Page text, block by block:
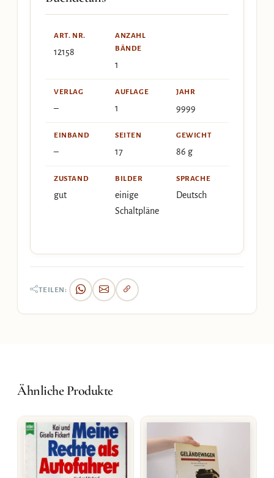
ART. NR.
12158
ANZAHL
BÄNDE
1
VERLAG
–
AUFLAGE
1
JAHR
9999
EINBAND
–
SEITEN
17
GEWICHT
86 g
ZUSTAND
gut
BILDER
einige
Schaltpläne
SPRACHE
Deutsch
TEILEN:
Ähnliche Produkte